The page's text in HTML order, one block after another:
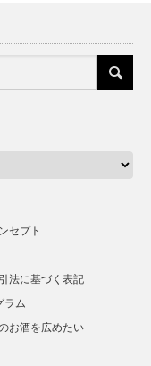
セプト
法に基づく表記
ラム
お酒を広めたい